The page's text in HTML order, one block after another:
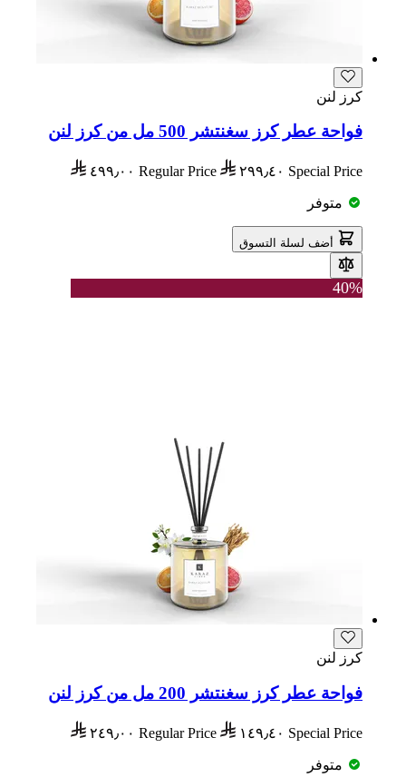
كرز لنن
فواحة عطر كرز سغنتشر 500 مل من كرز لنن
Special Price ٢٩٩٫٤٠ Regular Price ٤٩٩٫٠٠
متوفر
أضف لسلة التسوق
40%
كرز لنن
فواحة عطر كرز سغنتشر 200 مل من كرز لنن
Special Price ١٤٩٫٤٠ Regular Price ٢٤٩٫٠٠
متوفر